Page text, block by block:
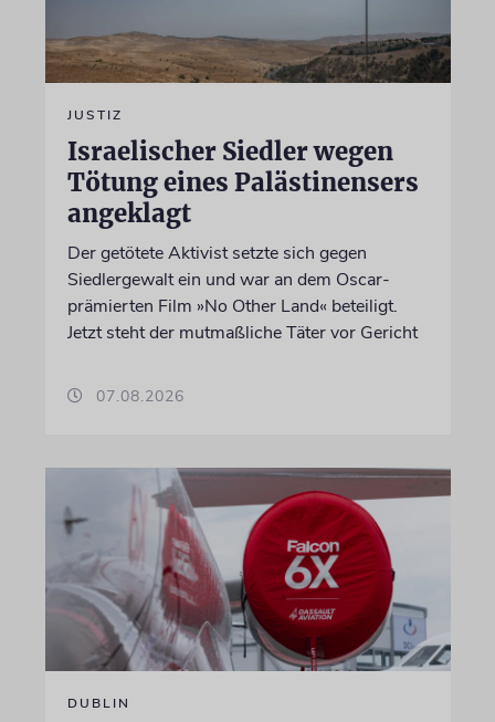
JUSTIZ
Israelischer Siedler wegen
Tötung eines Palästinensers
angeklagt
Der getötete Aktivist setzte sich gegen
Siedlergewalt ein und war an dem Oscar-
prämierten Film »No Other Land« beteiligt.
Jetzt steht der mutmaßliche Täter vor Gericht
07.08.2026
DUBLIN